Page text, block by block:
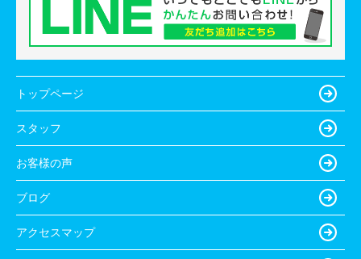
トップページ
スタッフ
お客様の声
ブログ
アクセスマップ